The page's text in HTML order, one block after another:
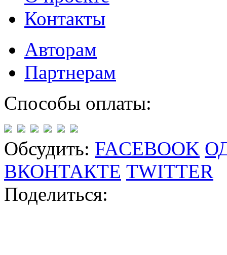
Контакты
Авторам
Партнерам
Способы оплаты:
Обсудить: FACEBOOK
ВКОНТАКТЕ TWITTER
Поделиться: